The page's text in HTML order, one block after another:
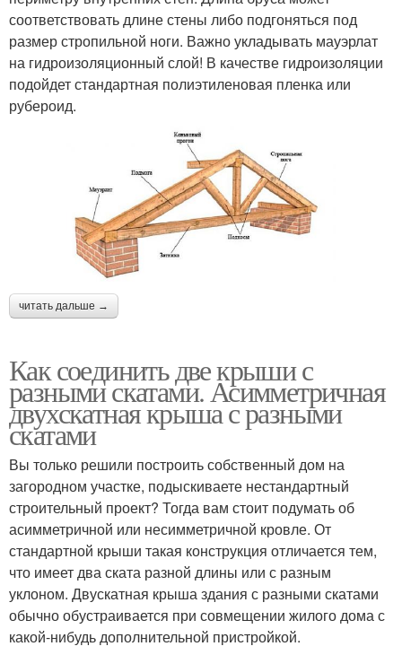
соответствовать длине стены либо подгоняться под
размер стропильной ноги. Важно укладывать мауэрлат
на гидроизоляционный слой! В качестве гидроизоляции
подойдет стандартная полиэтиленовая пленка или
рубероид.
читать дальше →
Как соединить две крыши с
разными скатами. Асимметричная
двухскатная крыша с разными
скатами
Вы только решили построить собственный дом на
загородном участке, подыскиваете нестандартный
строительный проект? Тогда вам стоит подумать об
асимметричной или несимметричной кровле. От
стандартной крыши такая конструкция отличается тем,
что имеет два ската разной длины или с разным
уклоном. Двускатная крыша здания с разными скатами
обычно обустраивается при совмещении жилого дома с
какой-нибудь дополнительной пристройкой.